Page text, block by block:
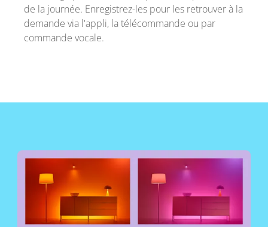
de la journée. Enregistrez-les pour les retrouver à la
demande via l'appli, la télécommande ou par
commande vocale.